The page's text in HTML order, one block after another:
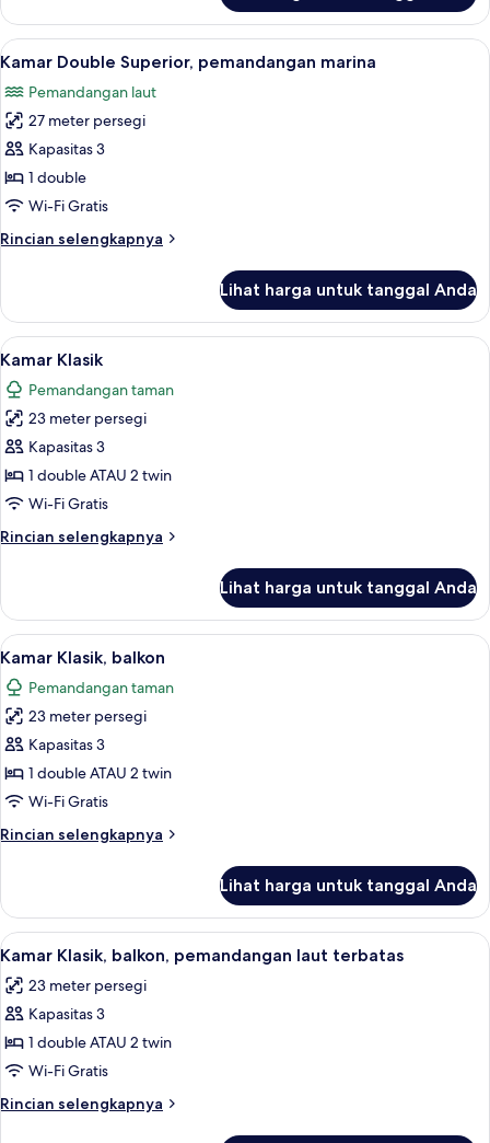
Kamar
Superior
Lihat
semua
foto
untuk
Kamar
Double
Superior,
marina
Minibar, brankas, meja kerja, dan
12
Kamar Double Superior, pemandangan marina
Pemandangan laut
27 meter persegi
Kapasitas 3
1 double
Wi-Fi Gratis
Rincian selengkapnya
Rincian
Kamar
Double
Superior,
pemandangan
marina
Lihat harga untuk tanggal Anda
Lihat
semua
foto
untuk
Kamar
Klasik
Kamar Klasik | Minibar, brankas,
6
Kamar Klasik
Pemandangan taman
23 meter persegi
Kapasitas 3
1 double ATAU 2 twin
Wi-Fi Gratis
Rincian selengkapnya
Rincian
Kamar
Klasik
Lihat harga untuk tanggal Anda
Lihat
semua
foto
untuk
Kamar
Klasik,
balkon
Minibar, brankas, meja kerja, dan
9
Kamar Klasik, balkon
Pemandangan taman
23 meter persegi
Kapasitas 3
1 double ATAU 2 twin
Wi-Fi Gratis
Rincian selengkapnya
Rincian
Kamar
Klasik,
balkon
Lihat harga untuk tanggal Anda
Lihat
semua
foto
untuk
Kamar
Klasik,
balkon,
pemandangan
Minibar, brankas, meja kerja, dan
12
Kamar Klasik, balkon, pemandangan laut terbatas
23 meter persegi
Kapasitas 3
1 double ATAU 2 twin
Wi-Fi Gratis
Rincian selengkapnya
Rincian